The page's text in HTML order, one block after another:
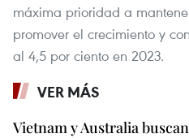
máxima prioridad a
promover el crecimiento y
al 4,5 por ciento en 2023.
VER MÁS
Vietnam y Australia